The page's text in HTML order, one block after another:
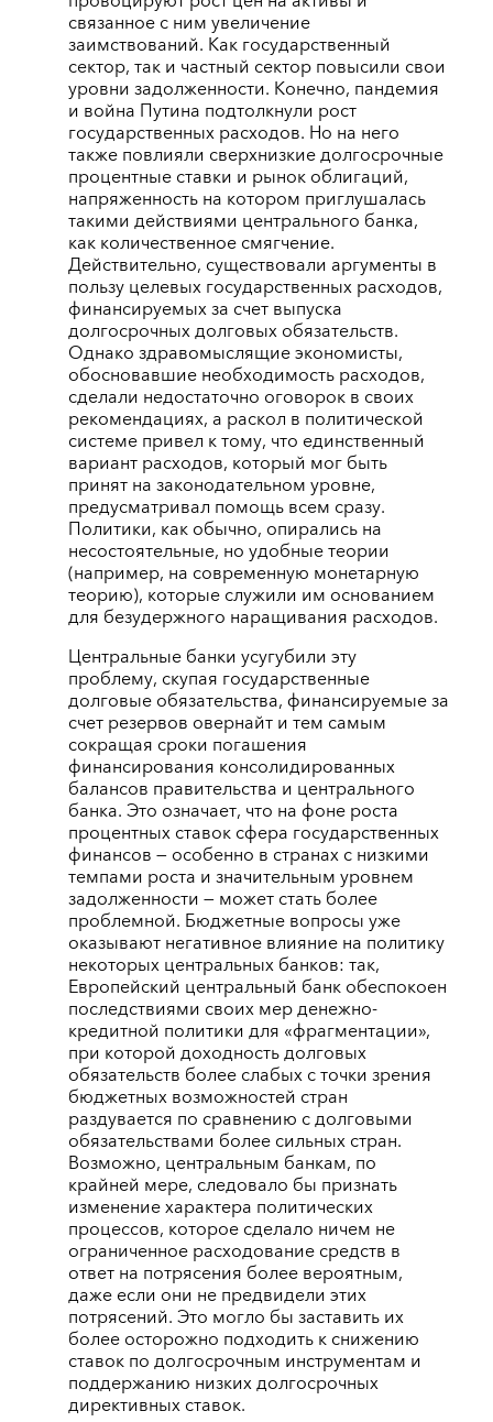
связанное с ним увеличение
заимствований. Как государственный
сектор, так и частный сектор повысили свои
уровни задолженности. Конечно, пандемия
и война Путина подтолкнули рост
государственных расходов. Но на него
также повлияли сверхнизкие долгосрочные
процентные ставки и рынок облигаций,
напряженность на котором приглушалась
такими действиями центрального банка,
как количественное смягчение.
Действительно, существовали аргументы в
пользу целевых государственных расходов,
финансируемых за счет выпуска
долгосрочных долговых обязательств.
Однако здравомыслящие экономисты,
обосновавшие необходимость расходов,
сделали недостаточно оговорок в своих
рекомендациях, а раскол в политической
системе привел к тому, что единственный
вариант расходов, который мог быть
принят на законодательном уровне,
предусматривал помощь всем сразу.
Политики, как обычно, опирались на
несостоятельные, но удобные теории
(например, на современную монетарную
теорию), которые служили им основанием
для безудержного наращивания расходов.
Центральные банки усугубили эту
проблему, скупая государственные
долговые обязательства, финансируемые за
счет резервов овернайт и тем самым
сокращая сроки погашения
финансирования консолидированных
балансов правительства и центрального
банка. Это означает, что на фоне роста
процентных ставок сфера государственных
финансов — особенно в странах с низкими
темпами роста и значительным уровнем
задолженности — может стать более
проблемной. Бюджетные вопросы уже
оказывают негативное влияние на политику
некоторых центральных банков: так,
Европейский центральный банк обеспокоен
последствиями своих мер денежно-
кредитной политики для «фрагментации»,
при которой доходность долговых
обязательств более слабых с точки зрения
бюджетных возможностей стран
раздувается по сравнению с долговыми
обязательствами более сильных стран.
Возможно, центральным банкам, по
крайней мере, следовало бы признать
изменение характера политических
процессов, которое сделало ничем не
ограниченное расходование средств в
ответ на потрясения более вероятным,
даже если они не предвидели этих
потрясений. Это могло бы заставить их
более осторожно подходить к снижению
ставок по долгосрочным инструментам и
поддержанию низких долгосрочных
директивных ставок.